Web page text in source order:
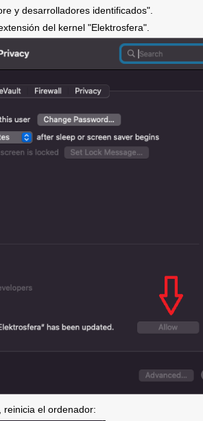
y desarrolladores identificados".
del kernel "Elektrosfera".
reinicia el ordenador: